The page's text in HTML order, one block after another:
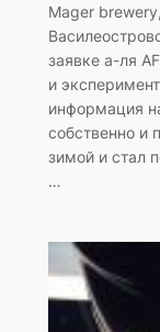
Mager
заявке а-ля
и
информация
собственно и
зимой и стал
…